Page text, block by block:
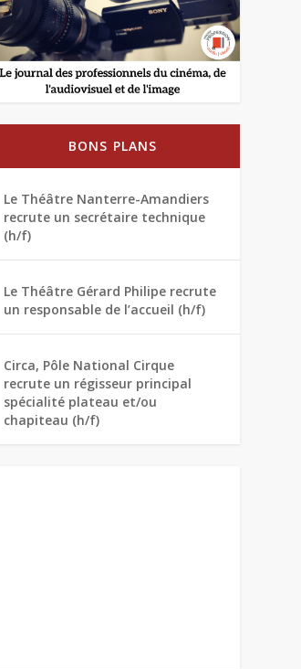
BONS PLANS
Le Théâtre Nanterre-Amandiers
recrute un secrétaire technique
(h/f)
Le Théâtre Gérard Philipe recrute
un responsable de l’accueil (h/f)
Circa, Pôle National Cirque
recrute un régisseur principal
spécialité plateau et/ou
chapiteau (h/f)